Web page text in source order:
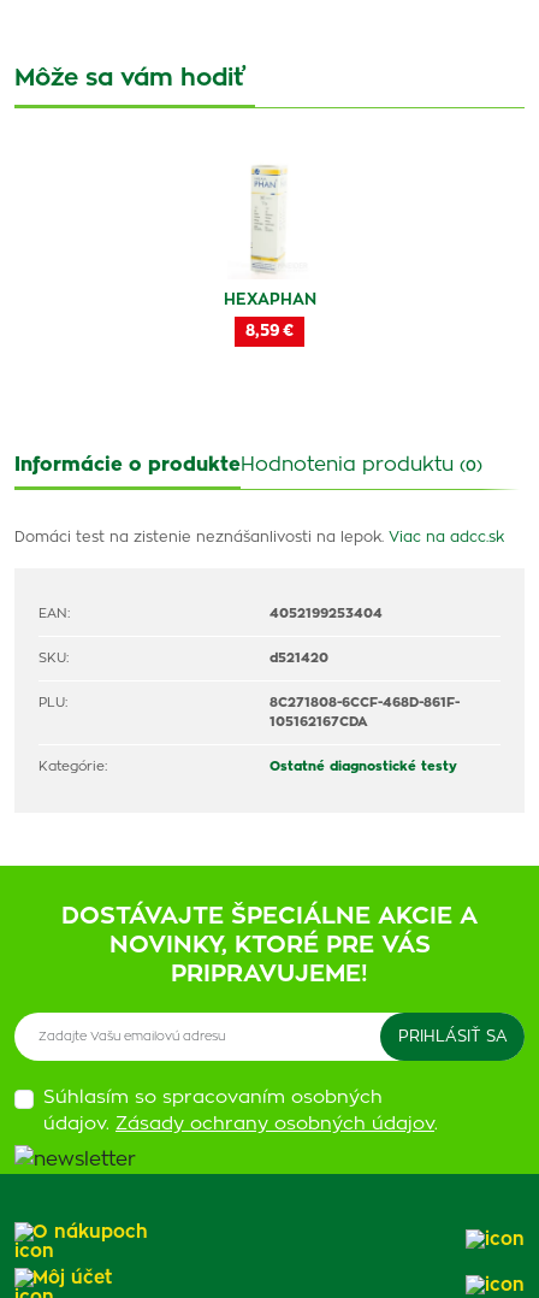
Môže sa vám hodiť
HEXAPHAN
8,59 €
Informácie o produkteHodnotenia produktu (0)
Domáci test na zistenie neznášanlivosti na lepok. Viac na adcc.sk
EAN: 4052199253404
SKU: d521420
PLU:
8C271808-6CCF-468D-861F-
105162167CDA
Kategórie: Ostatné diagnostické testy
DOSTÁVAJTE ŠPECIÁLNE AKCIE A
NOVINKY, KTORÉ PRE VÁS
PRIPRAVUJEME!
Súhlasím so spracovaním osobných
údajov. Zásady ochrany osobných údajov.
O nákupoch
Môj účet